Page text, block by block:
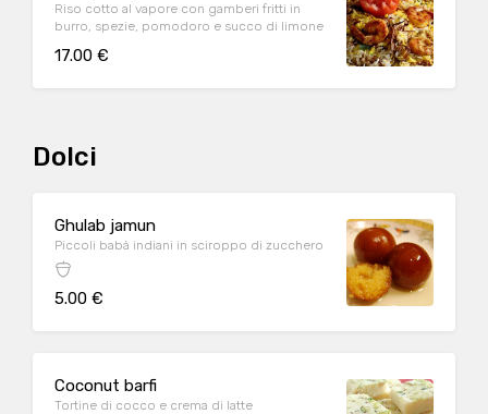
Riso cotto al vapore con gamberi fritti in
burro, spezie, pomodoro e succo di limone
17.00 €
Dolci
Ghulab jamun
Piccoli babà indiani in sciroppo di zucchero
5.00 €
Coconut barfi
Tortine di cocco e crema di latte